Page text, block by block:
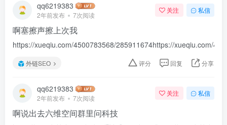
qq6219383
2年前发布 7次阅读
关注 私信
啊塞擦声擦上次我
https://xueqiu.com/4500783568/285911674https://xueqiu.com/
外链SEO 评分 回复 分享
qq6219383
2年前发布 7次阅读
关注 私信
啊说出去六维空间群里问科技